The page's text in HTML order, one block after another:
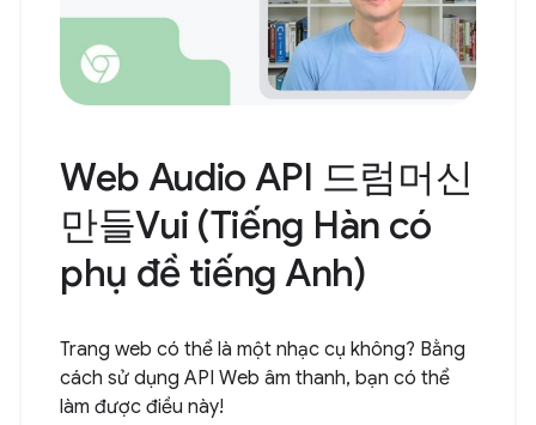
Web Audio API 드럼머신
만들Vui (Tiếng Hàn có
phụ đề tiếng Anh)
Trang web có thể là một nhạc cụ không? Bằng
cách sử dụng API Web âm thanh, bạn có thể
làm được điều này!